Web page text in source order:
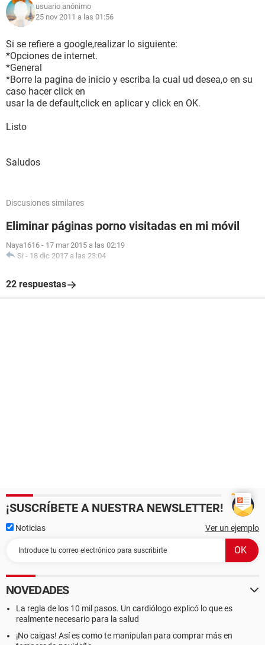
usuario anónimo
25 nov 2011 a las 01:56
Si se refiere a google,realizar lo siguiente:
*Opciones de internet.
*General
*Borre la pagina de inicio y escriba la cual ud desea,o en su
caso hacer click en
usar la de default,click en aplicar y click en OK.
Listo
Saludos
Discusiones similares
Eliminar páginas porno visitadas en mi móvil
Naya1616 - 17 mar 2015 a las 02:19
Si - 18 dic 2017 a las 23:04
22 respuestas
¡SUSCRÍBETE A NUESTRA NEWSLETTER!
Noticias Ver un ejemplo
NOVEDADES
La regla de los 10 mil pasos. Un cardiólogo explicó lo que es
realmente necesario para la salud
¡No caigas! Así es como te manipulan para comprar más en